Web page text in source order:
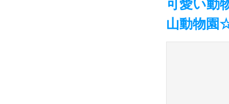
可愛い動
山動物